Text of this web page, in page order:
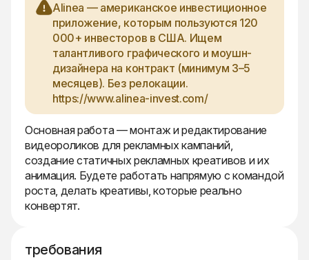
Alinea — американское инвестиционное
приложение, которым пользуются 120
000+ инвесторов в США. Ищем
талантливого графического и моушн-
дизайнера на контракт (минимум 3–5
месяцев). Без релокации.
https://www.alinea-invest.com/
Основная работа — монтаж и редактирование
видеороликов для рекламных кампаний,
создание статичных рекламных креативов и их
анимация. Будете работать напрямую с командой
роста, делать креативы, которые реально
конвертят.
требования